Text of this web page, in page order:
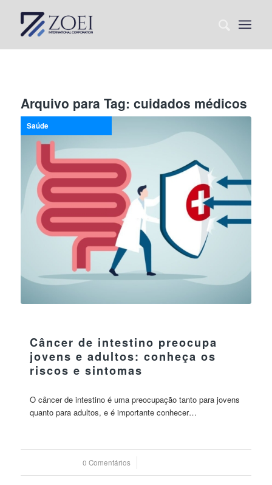
Arquivo para Tag: cuidados médicos
Saúde
Câncer de intestino preocupa
jovens e adultos: conheça os
riscos e sintomas
O câncer de intestino é uma preocupação tanto para jovens
quanto para adultos, e é importante conhecer…
0 Comentários
/